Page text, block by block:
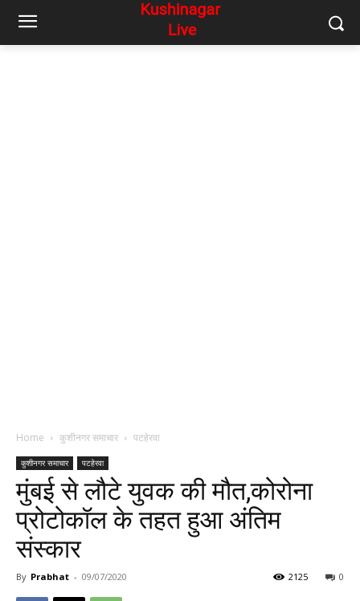
Home कुशीनगर समाचार पटहेरवा
कुशीनगर समाचार पटहेरवा
मुंबई से लौटे युवक की मौत,कोरोना
प्रोटोकॉल के तहत हुआ अंतिम
संस्कार
By Prabhat - 09/07/2020 0
2125